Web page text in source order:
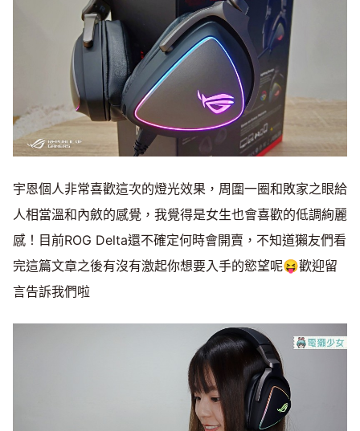
宇恩個人非常喜歡這次的燈光效果，周圍一圈和敗家之眼給
人相當溫和內斂的感覺，我覺得是女生也會喜歡的低調絢麗
感！目前ROG Delta還不確定何時會開賣，不知道獺友們看
完這篇文章之後有沒有激起你想要入手的慾望呢😝歡迎留
言告訴我們啦